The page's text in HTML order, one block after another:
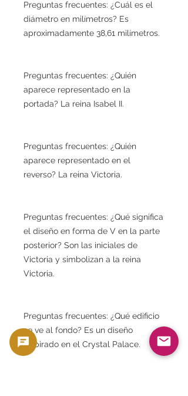
Preguntas frecuentes: ¿Cuál es el
diámetro en milímetros? Es
aproximadamente 38,61 milímetros.
Preguntas frecuentes: ¿Quién
aparece representado en la
portada? La reina Isabel II.
Preguntas frecuentes: ¿Quién
aparece representado en el
reverso? La reina Victoria.
Preguntas frecuentes: ¿Qué significa
el diseño en forma de V en la parte
posterior? Son las iniciales de
Victoria y simbolizan a la reina
Victoria.
Preguntas frecuentes: ¿Qué edificio
se ve al fondo? Es un diseño
inspirado en el Crystal Palace.